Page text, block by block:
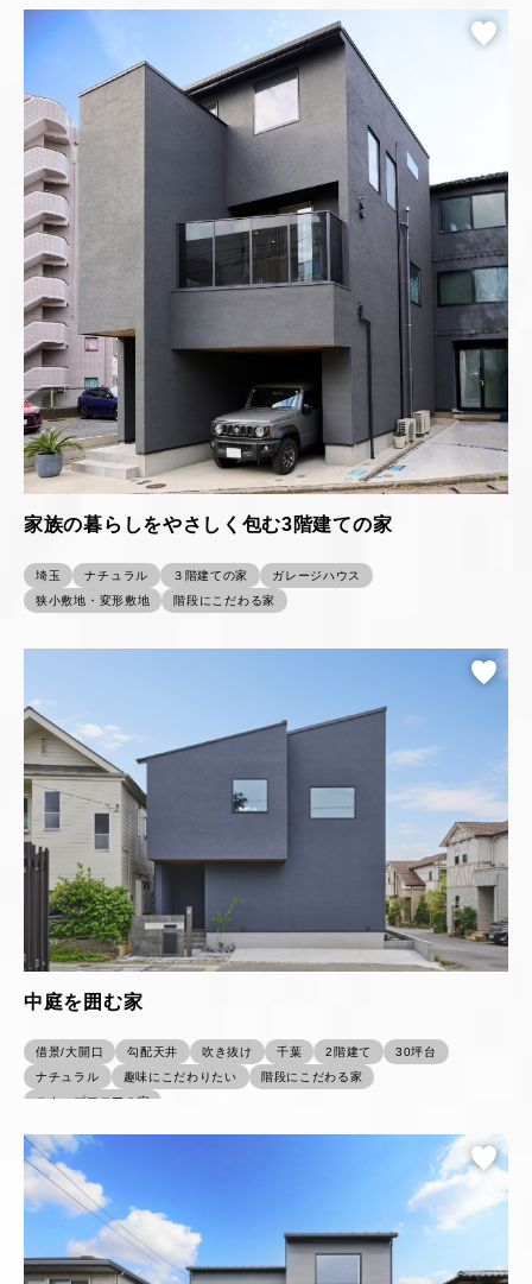
家族の暮らしをやさしく包む3階建ての家
埼玉 ナチュラル ３階建ての家
ガレージハウス
狭小敷地・変形敷地
階段にこだわる家
中庭を囲む家
借景/大開口 勾配天井 吹き抜け 千葉 2階建て
30坪台
ナチュラル
趣味にこだわりたい
階段にこだわる家
スキップフロアの家